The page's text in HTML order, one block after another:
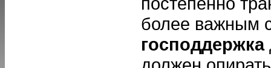
более важным
господдержка